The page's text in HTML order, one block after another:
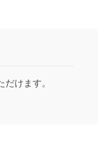
だけます。